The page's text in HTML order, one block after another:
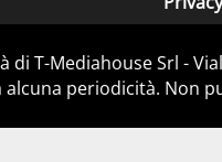
T-Mediahouse Srl -
periodicità. Non